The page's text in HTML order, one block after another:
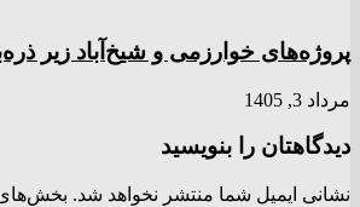
پروژه‌های خوارزمی و شیخ‌آباد زیر
مرداد 3, 1405
دیدگاهتان را بنویسید
نشانی ایمیل شما منتشر نخواهد شد. بخش‌های